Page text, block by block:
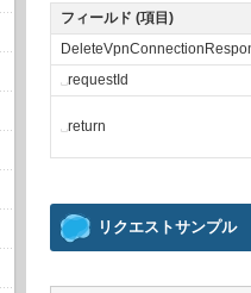
フィールド (項目)
␣requestId
␣return
リクエストサンプル